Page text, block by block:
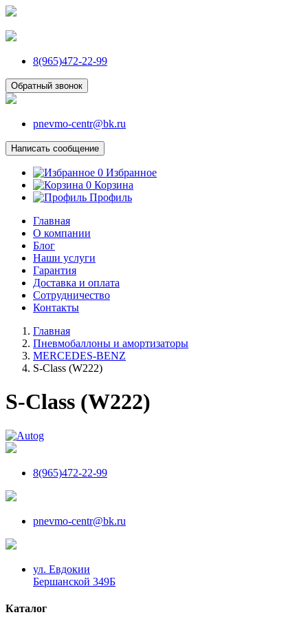
8(965)472-22-99
Обратный звонок
pnevmo-centr@bk.ru
Написать сообщение
0 Избранное
0 Корзина
Профиль
Главная
О компании
Блог
Наши услуги
Гарантия
Доставка и оплата
Сотрудничество
Контакты
Главная
Пневмобаллоны и амортизаторы
MERCEDES-BENZ
S-Class (W222)
S-Class (W222)
8(965)472-22-99
pnevmo-centr@bk.ru
ул. Евдокии
Бершанской 349Б
Каталог